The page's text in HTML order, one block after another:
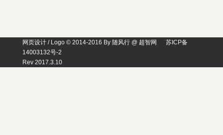
网页设计 / Logo © 2014-2016 By 随风行 @ 超智网
苏ICP备
14003132号-2
Rev 2017.3.10